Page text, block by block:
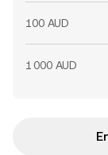
100 AUD
1 000 AUD